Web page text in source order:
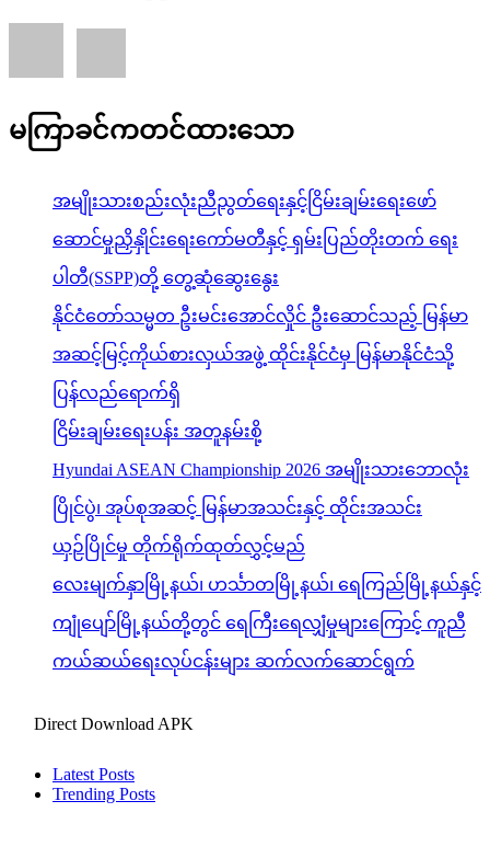
မကြာခင်ကတင်ထားသော
အမျိုးသားစည်းလုံးညီညွတ်ရေးနှင့်ငြိမ်းချမ်းရေးဖော်
ဆောင်မှုညှိနှိုင်းရေးကော်မတီနှင့် ရှမ်းပြည်တိုးတက် ရေး
ပါတီ(SSPP)တို့ တွေ့ဆုံဆွေးနွေး
နိုင်ငံတော်သမ္မတ ဦးမင်းအောင်လှိုင် ဦးဆောင်သည့် မြန်မာ
အဆင့်မြင့်ကိုယ်စားလှယ်အဖွဲ့ ထိုင်းနိုင်ငံမှ မြန်မာနိုင်ငံသို့
ပြန်လည်ရောက်ရှိ
ငြိမ်းချမ်းရေးပန်း အတူနမ်းစို့
Hyundai ASEAN Championship 2026 အမျိုးသားဘောလုံး
ပြိုင်ပွဲ၊ အုပ်စုအဆင့် မြန်မာအသင်းနှင့် ထိုင်းအသင်း
ယှဉ်ပြိုင်မှု တိုက်ရိုက်ထုတ်လွှင့်မည်
လေးမျက်နှာမြို့နယ်၊ ဟင်္သာတမြို့နယ်၊ ရေကြည်မြို့နယ်နှင့်
ကျုံပျော်မြို့နယ်တို့တွင် ရေကြီးရေလျှံမှုများကြောင့် ကူညီ
ကယ်ဆယ်ရေးလုပ်ငန်းများ ဆက်လက်ဆောင်ရွက်
Direct Download APK
Latest Posts
Trending Posts